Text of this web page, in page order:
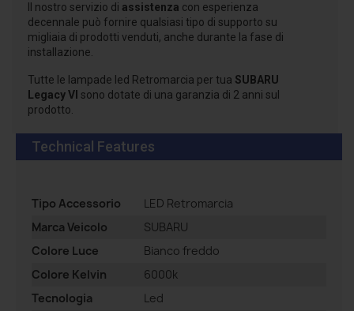
Il nostro servizio di assistenza con esperienza
decennale può fornire qualsiasi tipo di supporto su
migliaia di prodotti venduti, anche durante la fase di
installazione.
Tutte le lampade led Retromarcia per tua SUBARU
Legacy VI sono dotate di una garanzia di 2 anni sul
prodotto.
Technical Features
Tipo Accessorio
LED Retromarcia
Marca Veicolo
SUBARU
Colore Luce
Bianco freddo
Colore Kelvin
6000k
Tecnologia
Led